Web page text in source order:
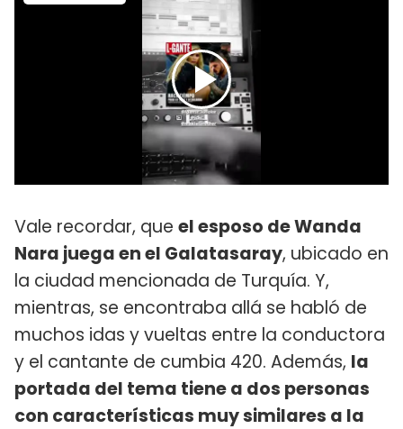
Vale recordar, que el esposo de Wanda
Nara juega en el Galatasaray, ubicado en
la ciudad mencionada de Turquía. Y,
mientras, se encontraba allá se habló de
muchos idas y vueltas entre la conductora
y el cantante de cumbia 420. Además, la
portada del tema tiene a dos personas
con características muy similares a la